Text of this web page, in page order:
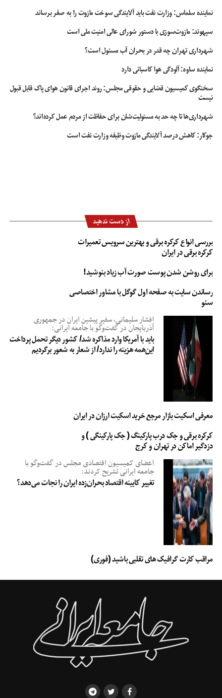
نماینده سلماس: وزارت نفت باید آلایندگی سوخت مازوت را به صفر برساند
سپهوند:‌ مازوت‌سوزی با دستور شورای عالی امنیت ملی است
شهرداری تهران چه قدر در بحران آب مسئول است؟
نماینده ساوه: آلودگی هوا کاسبانی دارد
سخنگوی کمیسیون قضایی و حقوقی مجلس: روند اجرای قانون هوای پاک قابل قبول
نیست
شهرداری‌ها تا چه حد به مسئولیت‌شان برای حفاظت از مردم عمل کرده‌اند؟
جوکار: کاهش درصد آلایندگی مازوت وظیفه وزارت نفت است
از دست ندهید
بررسی انواع کرکره برقی و بهترین سرویس تعمیرات
کرکره برقی در ایران
برای روشن شدن پوست صورت آب زیاد بنوشید!
رساندن سایت به صفحه اول گوگل با مشاور اختصاصی
سئو
افشار سلیمانی، سفیر پیشین ایران در جمهوری
آذربایجان در گفت‌وگو با جامعه ایرانی:
باید با آمریکا وارد مذاکره شد/ کشور دیگر تحمل پرداخت
این‌همه هزینه را ندارد/ از شعار به شعور برگردیم
معرفی اسکیت بازار مرجع خرید اسکیت ارزان در ایران
کرکره برقی و جک درب پارکینگ ( جک پارکینگی ) و
دزدگیر اماکن در تهران و کرج
اعضای کمیسیون اقتصادی مجلس در گفت‌وگو با
جامعه ایرانی تشریح کردند:
تغییر کابینه اقتصاد بحران‌زده ایران را نجات می‌دهد؟
مراقب کارت گرافیک های تقلبی باشید (فوری)